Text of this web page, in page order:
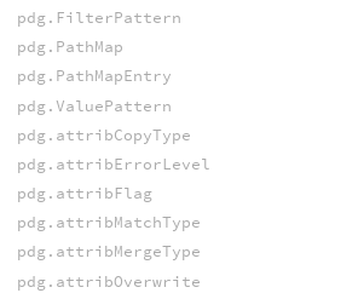
pdg.FilterPattern
pdg.PathMap
pdg.PathMapEntry
pdg.ValuePattern
pdg.attribCopyType
pdg.attribErrorLevel
pdg.attribFlag
pdg.attribMatchType
pdg.attribMergeType
pdg.attribOverwrite